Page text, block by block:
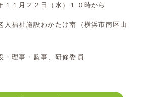
１月２２日（水）１０時から
福祉施設わかたけ南（横浜市南区山
理事・監事、研修委員